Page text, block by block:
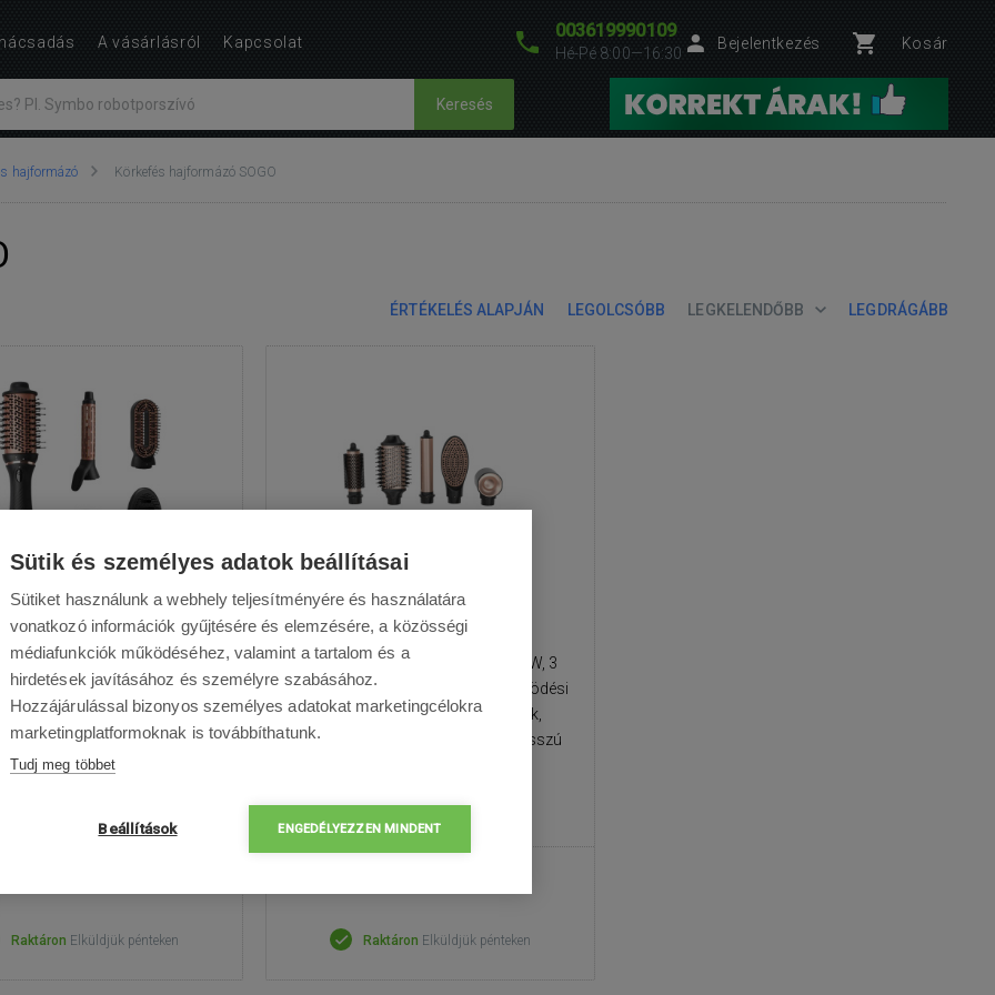
003619990109
Hé-Pé 8:00—16:30
Bejelentkezés Kosár
Keresés
hajformázó Körkefés hajformázó SOGO
ÉRTÉKELÉS ALAPJÁN LEGOLCSÓBB LEGKELENDŐBB LEGDRÁGÁBB
SOGO SS-3725
- BLDC motor 1200 W, 4
4 működési sebesség, 5
tartozék, ionizációs
kábel hossza 1,8 m
Raktáron Elküldjük pénteken
SOGO SS-3730
Hajformázó - BLDC motor 1400 W, 3
hőmérséklet (50/70/90 °C), 2 működési
sebesség, 6 cserélhető tartozék,
ionizációs technológia, 1,8 m hosszú
Raktáron Elküldjük pénteken
A vásárlásról Kapcsolat
Sütik és személyes adatok beállításai
Sütiket használunk a webhely teljesítményére és használatára
vonatkozó információk gyűjtésére és elemzésére, a közösségi
médiafunkciók működéséhez, valamint a tartalom és a
hirdetések javításához és személyre szabásához.
Hozzájárulással bizonyos személyes adatokat marketingcélokra
marketingplatformoknak is továbbíthatunk.
Tudj meg többet
Beállítások ENGEDÉLYEZZEN MINDENT